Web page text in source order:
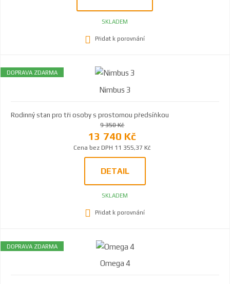
SKLADEM
Přidat k porovnání
Nimbus 3
DOPRAVA ZDARMA
Rodinný stan pro tři osoby s prostornou předsíňkou
9 350 Kč
13 740 Kč
Cena bez DPH 11 355,37 Kč
DETAIL
SKLADEM
Přidat k porovnání
Omega 4
DOPRAVA ZDARMA